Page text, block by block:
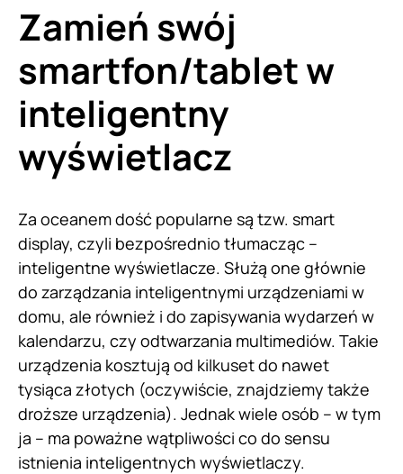
Zamień swój
smartfon/tablet w
inteligentny
wyświetlacz
Za oceanem dość popularne są tzw. smart
display, czyli bezpośrednio tłumacząc –
inteligentne wyświetlacze. Służą one głównie
do zarządzania inteligentnymi urządzeniami w
domu, ale również i do zapisywania wydarzeń w
kalendarzu, czy odtwarzania multimediów. Takie
urządzenia kosztują od kilkuset do nawet
tysiąca złotych (oczywiście, znajdziemy także
droższe urządzenia). Jednak wiele osób – w tym
ja – ma poważne wątpliwości co do sensu
istnienia inteligentnych wyświetlaczy.